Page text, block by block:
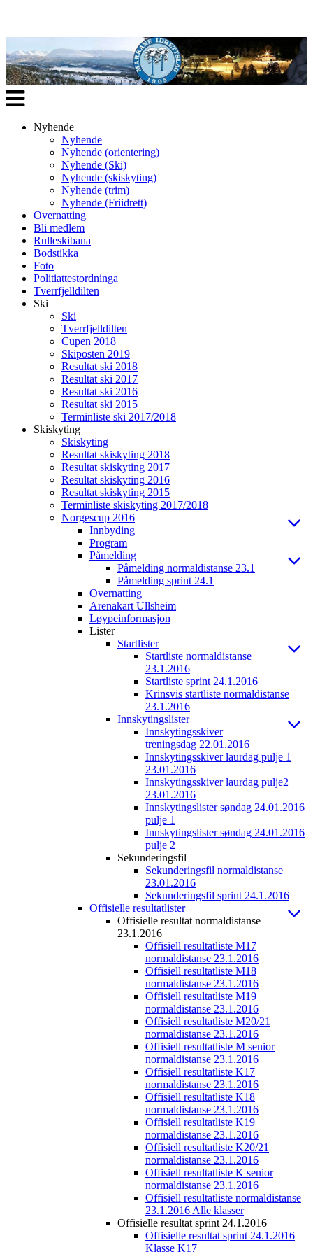
Veksle
navigasjon
Nyhende
Nyhende
Nyhende (orientering)
Nyhende (Ski)
Nyhende (skiskyting)
Nyhende (trim)
Nyhende (Friidrett)
Overnatting
Bli medlem
Rulleskibana
Bodstikka
Foto
Politiattestordninga
Tverrfjelldilten
Ski
Ski
Tverrfjelldilten
Cupen 2018
Skiposten 2019
Resultat ski 2018
Resultat ski 2017
Resultat ski 2016
Resultat ski 2015
Terminliste ski 2017/2018
Skiskyting
Skiskyting
Resultat skiskyting 2018
Resultat skiskyting 2017
Resultat skiskyting 2016
Resultat skiskyting 2015
Terminliste skiskyting 2017/2018
Norgescup 2016
Innbyding
Program
Påmelding
Påmelding normaldistanse 23.1
Påmelding sprint 24.1
Overnatting
Arenakart Ullsheim
Løypeinformasjon
Lister
Startlister
Startliste normaldistanse
23.1.2016
Startliste sprint 24.1.2016
Krinsvis startliste normaldistanse
23.1.2016
Innskytingslister
Innskytingsskiver
treningsdag 22.01.2016
Innskytingsskiver laurdag pulje 1
23.01.2016
Innskytingsskiver laurdag pulje2
23.01.2016
Innskytingslister søndag 24.01.2016
pulje 1
Innskytingslister søndag 24.01.2016
pulje 2
Sekunderingsfil
Sekunderingsfil normaldistanse
23.01.2016
Sekunderingsfil sprint 24.1.2016
Offisielle resultatlister
Offisielle resultat normaldistanse
23.1.2016
Offisiell resultatliste M17
normaldistanse 23.1.2016
Offisiell resultatliste M18
normaldistanse 23.1.2016
Offisiell resultatliste M19
normaldistanse 23.1.2016
Offisiell resultatliste M20/21
normaldistanse 23.1.2016
Offisiell resultatliste M senior
normaldistanse 23.1.2016
Offisiell resultatliste K17
normaldistanse 23.1.2016
Offisiell resultatliste K18
normaldistanse 23.1.2016
Offisiell resultatliste K19
normaldistanse 23.1.2016
Offisiell resultatliste K20/21
normaldistanse 23.1.2016
Offisiell resultatliste K senior
normaldistanse 23.1.2016
Offisiell resultatliste normaldistanse
23.1.2016 Alle klasser
Offisielle resultat sprint 24.1.2016
Offisielle resultat sprint 24.1.2016
Klasse K17